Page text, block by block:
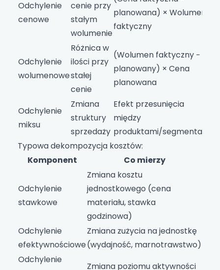
Odchylenie
cenowe
cenie przy
stałym
wolumenie
planowana) × Wolumen
faktyczny
Odchylenie
wolumenowe
Różnica w
ilości przy
stałej
cenie
(Wolumen faktyczny −
planowany) × Cena
planowana
Odchylenie
miksu
Zmiana
struktury
sprzedaży
Efekt przesunięcia
między
produktami/segmentami
Typowa dekompozycja kosztów:
Komponent
Co mierzy
Odchylenie
stawkowe
Zmiana kosztu
jednostkowego (cena
materiału, stawka
godzinowa)
Odchylenie
efektywnościowe
Zmiana zużycia na jednostkę
(wydajność, marnotrawstwo)
Odchylenie
Zmiana poziomu aktywności